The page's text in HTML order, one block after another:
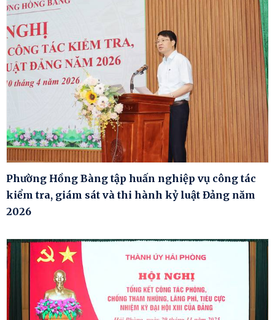
Phường Hồng Bàng tập huấn nghiệp vụ công tác
kiểm tra, giám sát và thi hành kỷ luật Đảng năm
2026